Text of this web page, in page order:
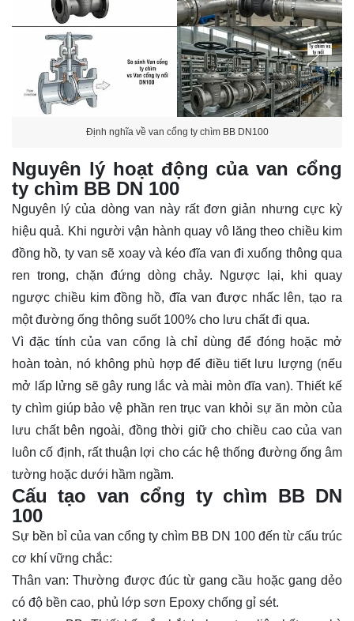
Định nghĩa về van cổng ty chìm BB DN100
Nguyên lý hoạt động của van cổng
ty chìm BB DN 100
Nguyên lý của dòng van này rất đơn giản nhưng cực kỳ
hiệu quả. Khi người vận hành quay vô lăng theo chiều kim
đồng hồ, ty van sẽ xoay và kéo đĩa van đi xuống thông qua
ren trong, chặn đứng dòng chảy. Ngược lại, khi quay
ngược chiều kim đồng hồ, đĩa van được nhấc lên, tạo ra
một đường ống thông suốt 100% cho lưu chất đi qua.
Vì đặc tính của van cổng là chỉ dùng để đóng hoặc mở
hoàn toàn, nó không phù hợp để điều tiết lưu lượng (nếu
mở lấp lửng sẽ gây rung lắc và mài mòn đĩa van). Thiết kế
ty chìm giúp bảo vệ phần ren trục van khỏi sự ăn mòn của
lưu chất bên ngoài, đồng thời giữ cho chiều cao của van
luôn cố định, rất thuận lợi cho các hệ thống đường ống âm
tường hoặc dưới hầm ngầm.
Cấu tạo van cổng ty chìm BB DN
100
Sự bền bỉ của van cổng ty chìm BB DN 100 đến từ cấu trúc
cơ khí vững chắc:
Thân van: Thường được đúc từ gang cầu hoặc gang dẻo
có độ bền cao, phủ lớp sơn Epoxy chống gỉ sét.